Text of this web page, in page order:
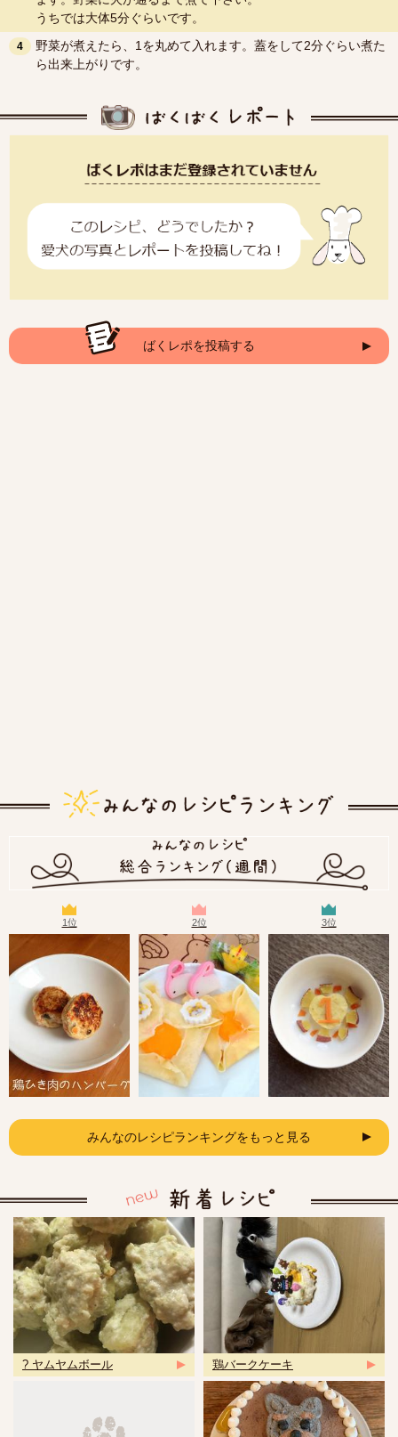
うちでは大体5分ぐらいです。
4
野菜が煮えたら、1を丸めて入れます。蓋をして2分ぐらい煮た
ら出来上がりです。
ばくレポを投稿する
1位 2位 3位
みんなのレシピランキングをもっと見る
? ヤムヤムボール 鶏バークケーキ